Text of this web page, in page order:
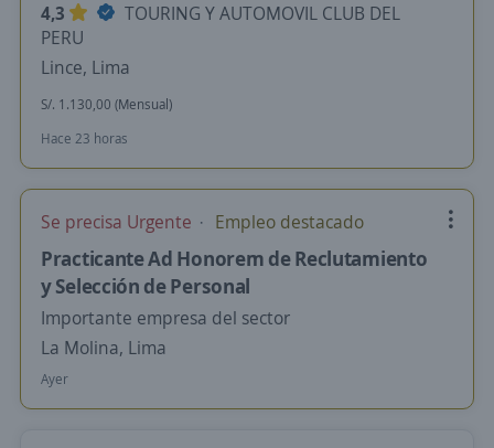
4,3
TOURING Y AUTOMOVIL CLUB DEL
PERU
Lince, Lima
S/. 1.130,00 (Mensual)
Hace 23 horas
Se precisa Urgente Empleo destacado
Practicante Ad Honorem de Reclutamiento
y Selección de Personal
Importante empresa del sector
La Molina, Lima
Ayer